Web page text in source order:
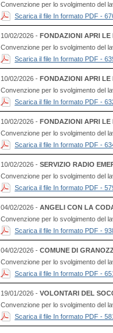
Convenzione per lo svolgimento del
Scarica il file In formato PDF -
10/02/2026 - FONDAZIONI APRI
Convenzione per lo svolgimento del
Scarica il file In formato PDF -
10/02/2026 - FONDAZIONI APRI
Convenzione per lo svolgimento del
Scarica il file In formato PDF -
10/02/2026 - FONDAZIONI APRI
Convenzione per lo svolgimento del
Scarica il file In formato PDF -
10/02/2026 - SERVIZIO RADIO
Convenzione per lo svolgimento del
Scarica il file In formato PDF -
04/02/2026 - ANGELI CON LA
Convenzione per lo svolgimento del
Scarica il file In formato PDF -
04/02/2026 - COMUNE DI
Convenzione per lo svolgimento del
Scarica il file In formato PDF -
19/01/2026 - VOLONTARI DEL
Convenzione per lo svolgimento del
Scarica il file In formato PDF -